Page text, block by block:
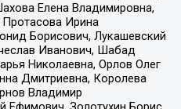
Елена Владимировна,
Протасова Ирина
Борисович, Лукашевский
Иванович, Шабад
Николаевна, Орлов Олег
Дмитриевна, Королева
Владимир